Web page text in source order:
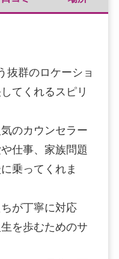
抜群のロケーショ
てくれるスピリ
のカウンセラー
仕事、家族問題
乗ってくれま
が丁寧に対応
を歩むためのサ